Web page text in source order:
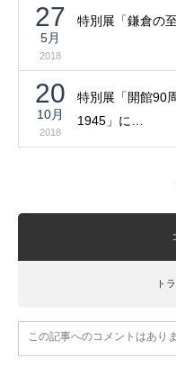
27
5月
2018
特別展「鎌倉の
20
10月
2018
特別展「開館
1945」に…
ト
この記事へのコメントはあり